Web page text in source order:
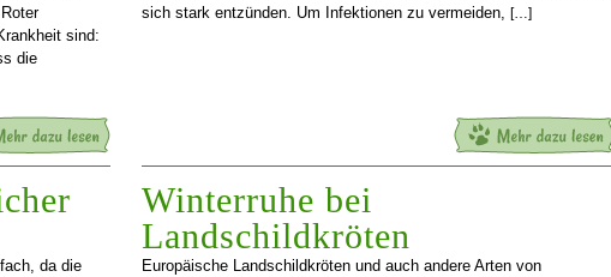
sind:
die
da die
sich stark entzünden. Um Infektionen zu vermeiden, […]
Winterruhe bei
Landschildkröten
Europäische Landschildkröten und auch andere Arten von